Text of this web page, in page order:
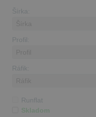
Šírka:
Profil:
Ráfik:
Runflat
Skladom